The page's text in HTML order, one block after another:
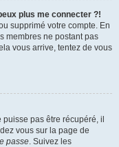
plus me connecter ?!
supprimé votre compte. En
membres ne postant pas
vous arrive, tentez de vous
pas être récupéré, il
vous sur la page de
passe. Suivez les